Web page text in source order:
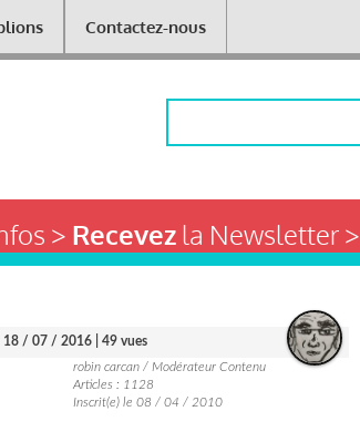
Contactez-nous
> Recevezla Newsletter >
18 / 07 / 2016 | 49 vues
robin carcan / Modérateur Contenu
Articles : 1128
Inscrit(e) le 08 / 04 / 2010